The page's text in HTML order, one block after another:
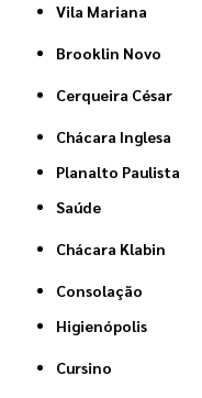
Vila Mariana
Brooklin Novo
Cerqueira César
Chácara Inglesa
Planalto Paulista
Saúde
Chácara Klabin
Consolação
Higienópolis
Cursino